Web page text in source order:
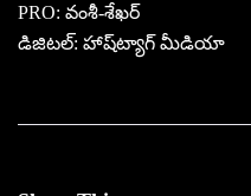
PRO: వంశీ-శేఖర్
డిజిటల్: హాష్‌ట్యాగ్ మీడియా